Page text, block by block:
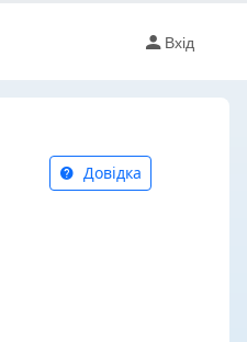
Вхід
Довідка